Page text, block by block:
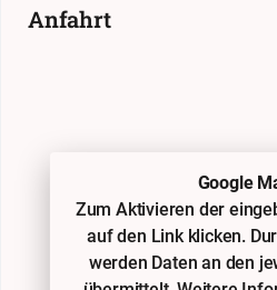
Anfahrt
Google
Zum Aktivieren der
auf den Link klicken.
werden Daten an den